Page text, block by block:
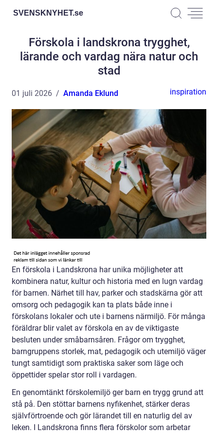
SVENSKNYHET.se
Förskola i landskrona trygghet,
lärande och vardag nära natur och
stad
01 juli 2026 Amanda Eklund inspiration
En förskola i Landskrona har unika möjligheter att
kombinera natur, kultur och historia med en lugn vardag
för barnen. Närhet till hav, parker och stadskärna gör att
omsorg och pedagogik kan ta plats både inne i
förskolans lokaler och ute i barnens närmiljö. För många
föräldrar blir valet av förskola en av de viktigaste
besluten under småbarnsåren. Frågor om trygghet,
barngruppens storlek, mat, pedagogik och utemiljö väger
tungt samtidigt som praktiska saker som läge och
öppettider spelar stor roll i vardagen.
En genomtänkt förskolemiljö ger barn en trygg grund att
stå på. Den stöttar barnens nyfikenhet, stärker deras
självförtroende och gör lärandet till en naturlig del av
leken. I Landskrona finns flera förskolor som arbetar